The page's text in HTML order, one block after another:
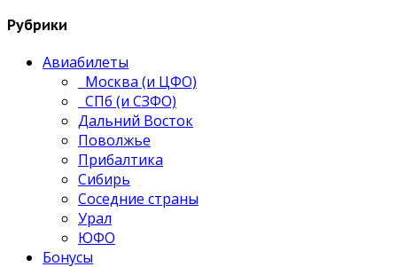
Рубрики
Авиабилеты
Москва (и ЦФО)
СПб (и СЗФО)
Дальний Восток
Поволжье
Прибалтика
Сибирь
Соседние страны
Урал
ЮФО
Бонусы